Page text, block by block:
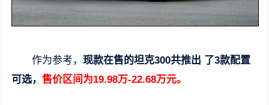
作为参考，现款在售的坦克300共推出 了3款配置
可选，售价区间为19.98万-22.68万元。